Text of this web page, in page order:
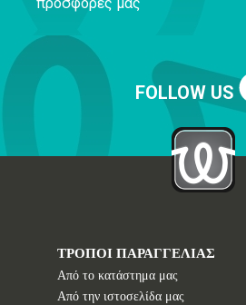
FOLLOW US
ΤΡΟΠΟΙ ΠΑΡΑΓΓΕΛΙΑΣ
Από το κατάστημα μας
Από την ιστοσελίδα μας